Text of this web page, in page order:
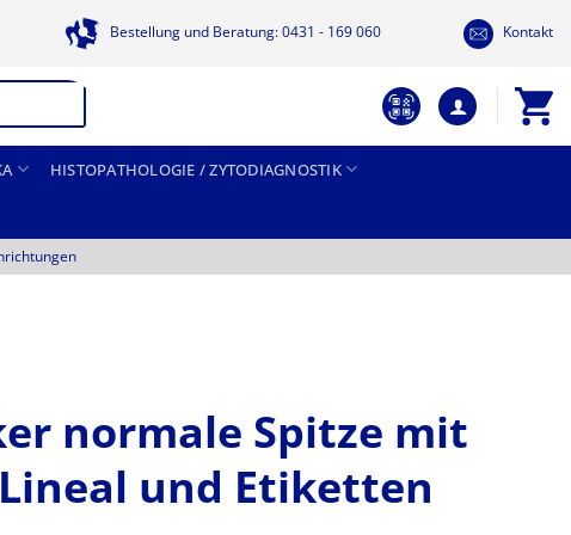
Bestellung und Beratung: 0431 - 169 060 Kontakt
HISTOPATHOLOGIE / ZYTODIAGNOSTIK
normale Spitze mit
und Etiketten